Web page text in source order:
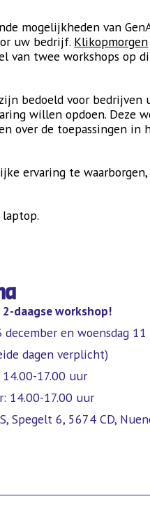
mogelijkheden van
uw bedrijf. Klikopmorgen
van twee workshops op
bedoeld voor
willen opdoen. Deze
over de toepassingen in
ervaring te
daagse workshop!
december en woensdag
dagen verplicht)
17.00 uur
14.00-17.00 uur
Spegelt 6, 5674 CD,